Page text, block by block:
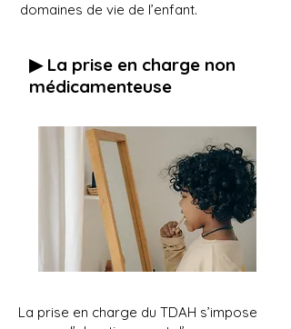
domaines de vie de l’enfant.
▶︎ La prise en charge non
médicamenteuse
La prise en charge du TDAH s’impose